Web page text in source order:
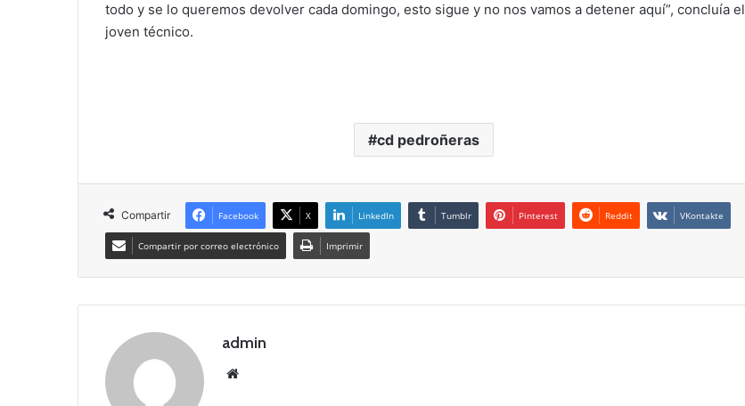
todo y se lo queremos devolver cada domingo, esto sigue y no nos vamos a detener aquí”, concluía el
joven técnico.
cd pedroñeras
Compartir Facebook X LinkedIn Tumblr Pinterest Reddit VKontakte
Compartir por correo electrónico Imprimir
admin